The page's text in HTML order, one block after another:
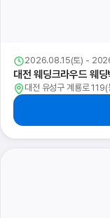
2026.08.15(토) -
광주 웨딩 페스타
광주 동구 서석로 13-1